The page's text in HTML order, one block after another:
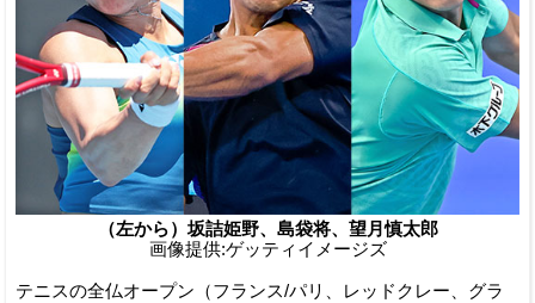
（左から）坂詰姫野、島袋将、望月慎太郎
画像提供:ゲッティイメージズ
テニスの全仏オープン（フランス/パリ、レッドクレー、グラ